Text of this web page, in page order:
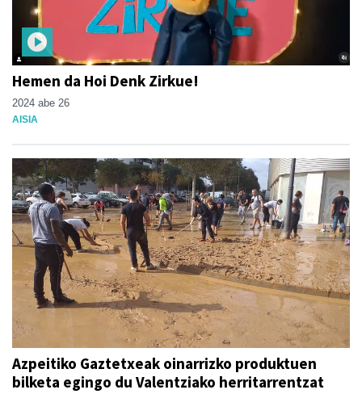
Hemen da Hoi Denk Zirkue!
2024 abe 26
AISIA
Azpeitiko Gaztetxeak oinarrizko produktuen
bilketa egingo du Valentziako herritarrentzat